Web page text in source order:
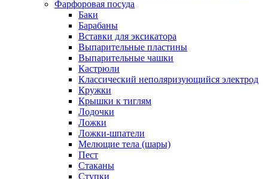
Фарфоровая посуда
Баки
Барабаны
Вставки для эксикатора
Выпарительные пластины
Выпарительные чашки
Кастрюли
Классический неполяризующийся электрод
Кружки
Крышки к тиглям
Лодочки
Ложки
Ложки-шпатели
Мелющие тела (шары)
Пест
Стаканы
Ступки